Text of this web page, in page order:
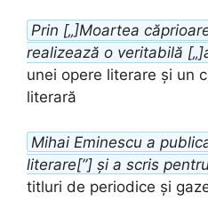
Prin [„]Moartea
realizează o veritabilă
unei opere literare și un
literară
Mihai Eminescu a
literare[”] și a scris
titluri de periodice și